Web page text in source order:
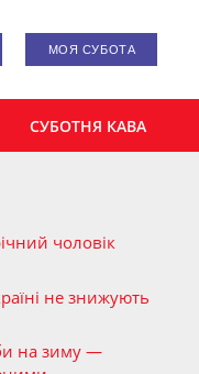
МОЯ СУБОТА
СУБОТНЯ КАВА
чоловік
не знижують
на зиму —